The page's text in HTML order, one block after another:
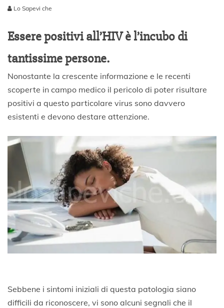
a
g
o
2
2
0
Lo Sapevi che
Essere positivi all’HIV è l’incubo di
tantissime persone.
Nonostante la crescente informazione e le recenti
scoperte in campo medico il pericolo di poter risultare
positivi a questo particolare virus sono davvero
esistenti e devono destare attenzione.
Sebbene i sintomi iniziali di questa patologia siano
difficili da riconoscere, vi sono alcuni segnali che il